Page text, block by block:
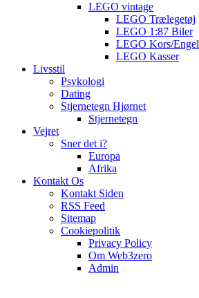
LEGO vintage
LEGO Trælegetøj
LEGO 1:87 Biler
LEGO Kors/Engel
LEGO Kasser
Livsstil
Psykologi
Dating
Stjernetegn Hjørnet
Stjernetegn
Vejret
Sner det i?
Europa
Afrika
Kontakt Os
Kontakt Siden
RSS Feed
Sitemap
Cookiepolitik
Privacy Policy
Om Web3zero
Admin